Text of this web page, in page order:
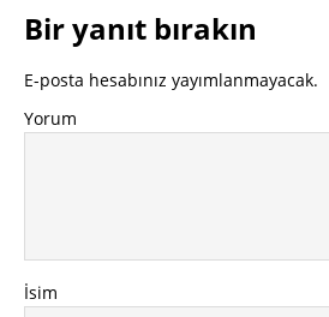
Bir yanıt bırakın
E-posta hesabınız yayımlanmayacak.
Yorum
İsim